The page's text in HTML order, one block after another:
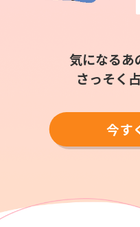
気になるあ
さっそく
今す